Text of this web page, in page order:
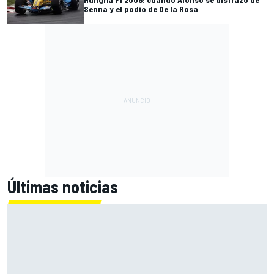
Senna y el podio de De la Rosa
Últimas noticias